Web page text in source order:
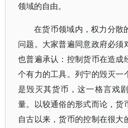
领域的自由。
在货币领域内，权力分散
问题。大家普遍同意政府必须
也普遍承认：控制货币在造成
个有力的工具。列宁的毁灭一
是毁灭其货币，这一格言戏
量。以较通俗的形式而论，货
自古以来，货币的控制在很大